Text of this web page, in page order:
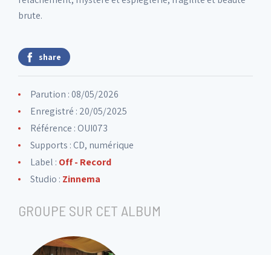
brute.
share
Parution : 08/05/2026
Enregistré : 20/05/2025
Référence : OUI073
Supports : CD, numérique
Label : Off - Record
Studio : Zinnema
GROUPE SUR CET ALBUM